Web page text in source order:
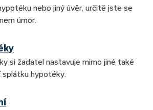
nebo jiný úvěr, určitě jste se
úmor.
si žadatel nastavuje mimo jiné také
splátku hypotéky.